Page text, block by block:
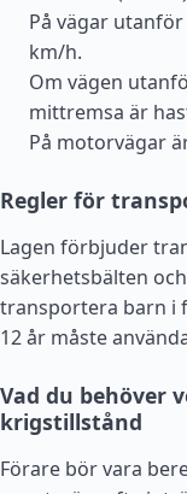
På vägar
km/h.
Om vägen
mittremsa är
På motorvägar
Regler för
Lagen förbjuder
säkerhetsbälten
transportera barn i
12 år måste
Vad du behöver
krigstillstånd
Förare bör vara